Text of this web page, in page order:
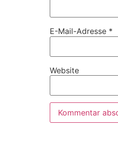
E-Mail-Adresse *
Website